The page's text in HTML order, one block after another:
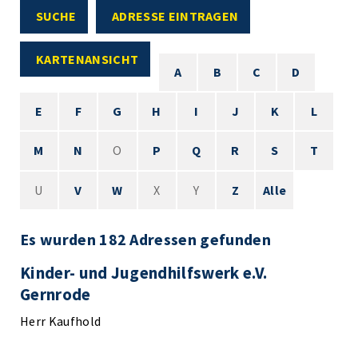
SUCHE ADRESSE EINTRAGEN
KARTENANSICHT
A
B C D
E F G H I J K L
M N O P Q R S T
U V W X Y Z Alle
Es wurden 182 Adressen gefunden
Kinder- und Jugendhilfswerk e.V.
Gernrode
Herr Kaufhold